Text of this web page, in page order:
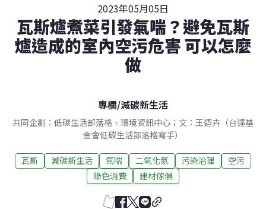
2023年05月05日
瓦斯爐煮菜引發氣喘？避免瓦斯
爐造成的室內空污危害 可以怎麼
做
專欄/減碳新生活
共同企劃：低碳生活部落格、環境資訊中心；文：王迺卉（台達基
金會低碳生活部落格寫手）
瓦斯 減碳新生活 氣喘 二氧化氮 污染治理
空污
綠色消費
建材傢俱